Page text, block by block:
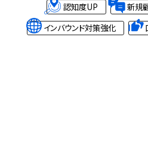
認知度UP
新規
インバウンド対策強化